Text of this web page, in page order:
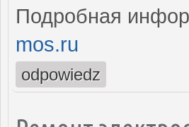
Подробная
mos.ru
odpowiedz